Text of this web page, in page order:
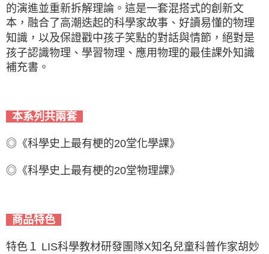
的演進並重新拆解理論。這是一套混搭式的創新文
本，融合了高潮迭起的科學家故事、好讀易懂的物理
知識，以及保證戳中孩子笑點的對話與情節，絕對是
孩子認識物理、學習物理、應用物理的最佳課外知識
補充書。
本系列共兩套
◎《科學史上最有梗的20堂化學課》
◎《科學史上最有梗的20堂物理課》
商品特色
特色１ LIS科學教材研發團隊X知名兒童科普作家胡妙